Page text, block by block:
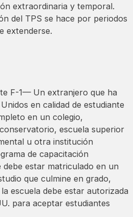
extraordinaria y temporal.
del TPS se hace por periodos
extenderse.
F-1— Un extranjero que ha
en calidad de estudiante
en un colegio,
escuela superior
u otra institución
de capacitación
debe estar matriculado en un
que culmine en grado,
escuela debe estar autorizada
para aceptar estudiantes